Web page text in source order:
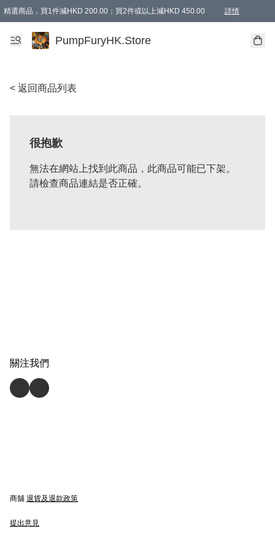
精選商品，買1件減HKD 200.00；買2件或以上減HKD 450.00 詳情
AAPE商品,會員專享9折或以上（按會員等級）AAPE products, members can
精選商品，任選買2件或以上減HKD 100.00
購物滿 HKD 800.00即享免運費優惠！（適用於 特定的送貨方式 )
PumpFuryHK.Store
< 返回商品列表
很抱歉
無法在網站上找到此商品，此商品可能已下架。
請檢查商品連結是否正確。
關注我們
商舖 退貨及退款政策
提出意見